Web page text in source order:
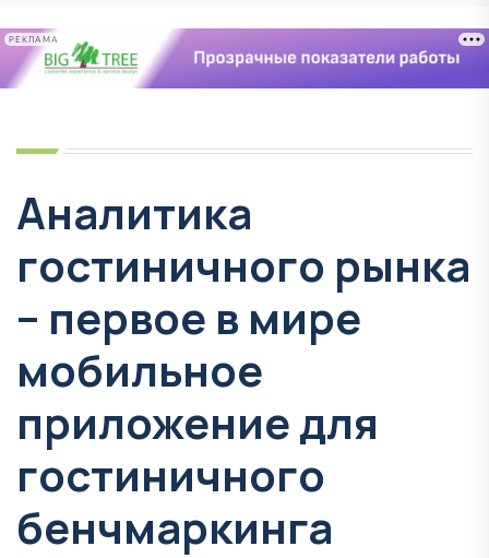
РЕКЛАМА
Аналитика
гостиничного рынка
– первое в мире
мобильное
приложение для
гостиничного
бенчмаркинга